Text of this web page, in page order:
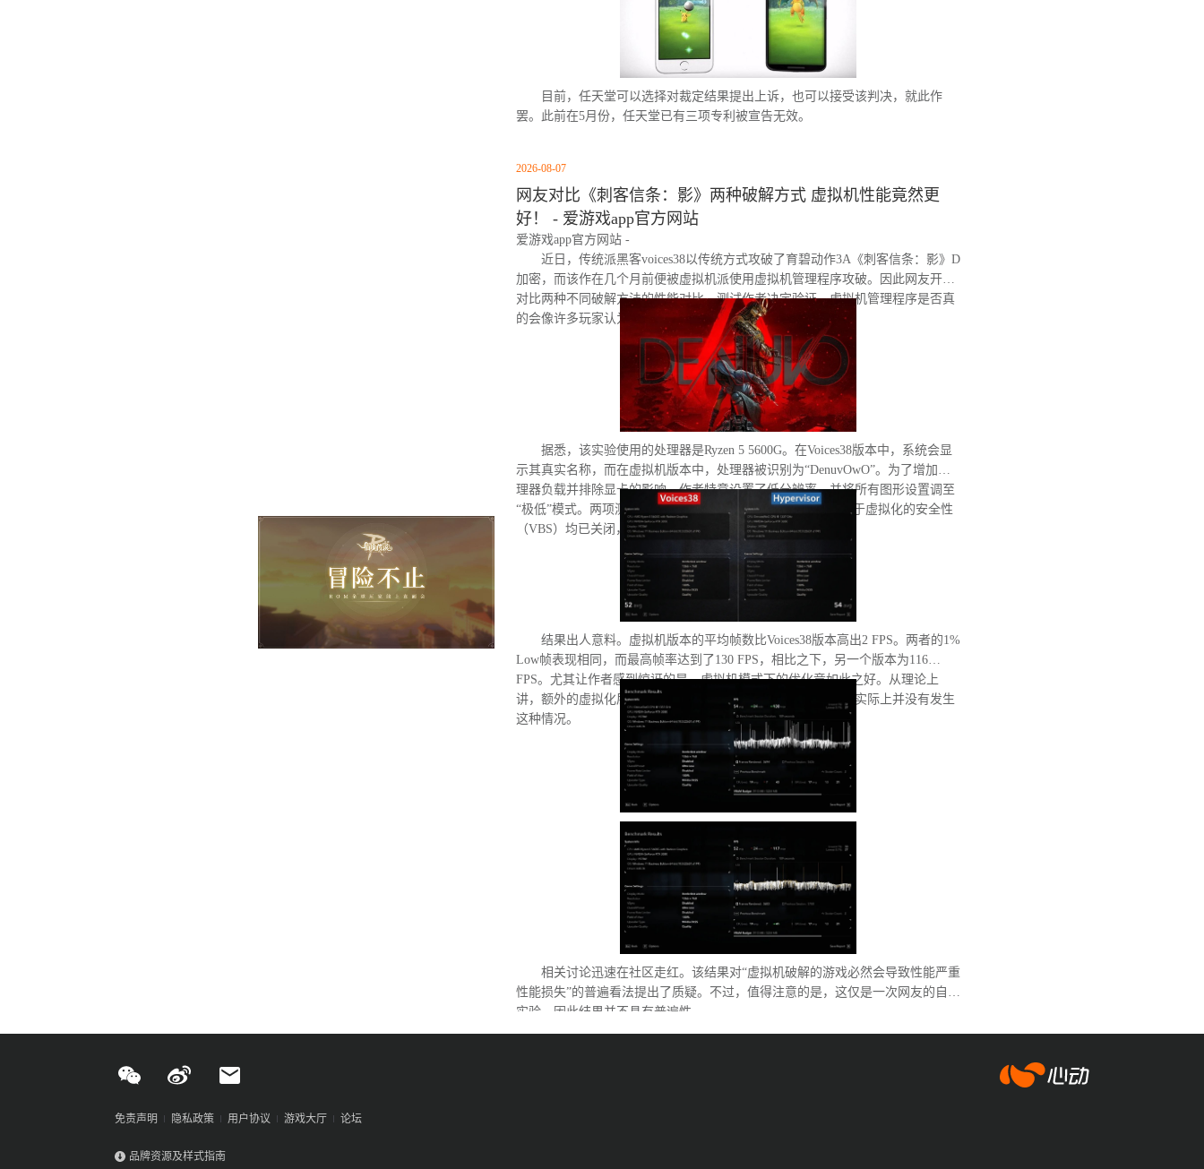
目前，任天堂可以选择对裁定结果提出上诉，也可以接受该判决，就此作
罢。此前在5月份，任天堂已有三项专利被宣告无效。
2026-08-07
网友对比《刺客信条：影》两种破解方式 虚拟机性能竟然更
好！ - 爱游戏app官方网站
爱游戏app官方网站 -
近日，传统派黑客voices38以传统方式攻破了育碧动作3A《刺客信条：影》D
加密，而该作在几个月前便被虚拟机派使用虚拟机管理程序攻破。因此网友开始
对比两种不同破解方法的性能对比。测试作者决定验证，虚拟机管理程序是否真
的会像许多玩家认为的那样，导致明显的帧数下降。
据悉，该实验使用的处理器是Ryzen 5 5600G。在Voices38版本中，系统会显
示其真实名称，而在虚拟机版本中，处理器被识别为“DenuvOwO”。为了增加处
理器负载并排除显卡的影响，作者特意设置了低分辨率，并将所有图形设置调至
“极低”模式。两项测试均在相同条件下进行：内存完整性和基于虚拟化的安全性
（VBS）均已关闭，并且两轮测试之间电脑甚至没有重启。
结果出人意料。虚拟机版本的平均帧数比Voices38版本高出2 FPS。两者的1%
Low帧表现相同，而最高帧率达到了130 FPS，相比之下，另一个版本为116
FPS。尤其让作者感到惊讶的是，虚拟机模式下的优化竟如此之好。从理论上
讲，额外的虚拟化层应该会给处理器带来负担并降低性能，但实际上并没有发生
这种情况。
相关讨论迅速在社区走红。该结果对“虚拟机破解的游戏必然会导致性能严重
性能损失”的普遍看法提出了质疑。不过，值得注意的是，这仅是一次网友的自行
实验，因此结果并不具有普遍性。
免责声明 隐私政策 用户协议 游戏大厅 论坛
品牌资源及样式指南
爱游戏app体育